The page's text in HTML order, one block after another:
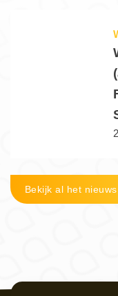
Bekijk al het nieuws